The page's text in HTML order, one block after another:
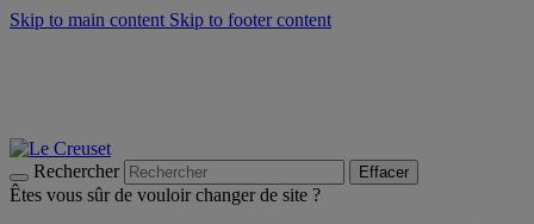
Skip to main content Skip to footer content
Rechercher Effacer
Êtes vous sûr de vouloir changer de site ?